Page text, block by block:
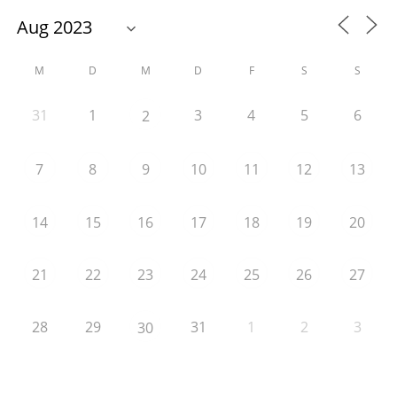
M D M D F S S
31 1 2 3 4 5 6
7 8 9 10 11 12 13
14 15 16 17 18 19 20
21 22 23 24 25 26 27
28 29 30 31 1 2 3